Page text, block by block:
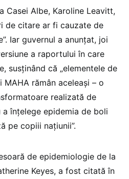
Casei Albe, Karoline Leavitt,
de citare ar fi cauzate de
Iar guvernul a anunțat, joi
a raportului în care
susținând că „elementele de
rămân aceleași – o
realizată de
înțelege epidemia de boli
pe copiii națiunii”.
de epidemiologie de la
Keyes, a fost citată în